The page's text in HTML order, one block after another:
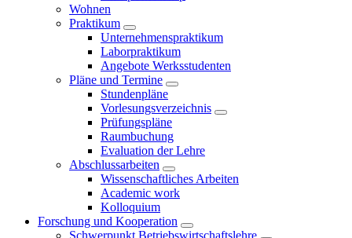
Wohnen
Praktikum
Unternehmenspraktikum
Laborpraktikum
Angebote Werksstudenten
Pläne und Termine
Stundenpläne
Vorlesungsverzeichnis
Prüfungspläne
Raumbuchung
Evaluation der Lehre
Abschlussarbeiten
Wissenschaftliches Arbeiten
Academic work
Kolloquium
Forschung und Kooperation
Schwerpunkt Betriebswirtschaftslehre